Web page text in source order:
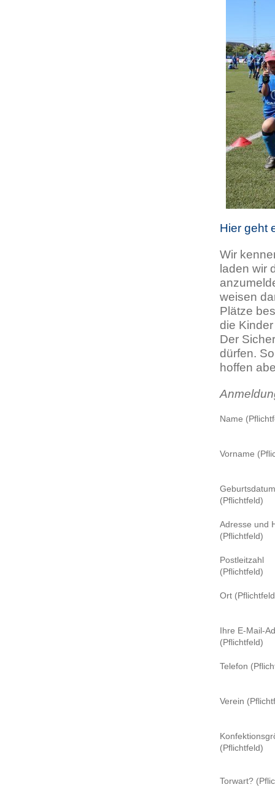
Hier geht
Wir
laden wir
weisen
Plätze
die
Der
dürfen.
hoffen
Name
Vorname
(Pflichtfeld)
Adresse und
(Pflichtfeld)
Postleitzahl
(Pflichtfeld)
Ort
Ihre E-Mail-
(Pflichtfeld)
Telefon
Verein
(Pflichtfeld)
Torwart?